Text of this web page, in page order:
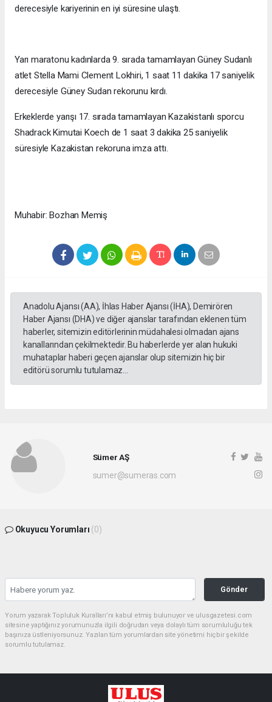
derecesiyle kariyerinin en iyi süresine ulaştı.
Yarı maratonu kadınlarda 9. sırada tamamlayan Güney Sudanlı
atlet Stella Mami Clement Lokhiri, 1 saat 11 dakika 17 saniyelik
derecesiyle Güney Sudan rekorunu kırdı.
Erkeklerde yarışı 17. sırada tamamlayan Kazakistanlı sporcu
Shadrack Kimutai Koech de 1 saat 3 dakika 25 saniyelik
süresiyle Kazakistan rekoruna imza attı.
Muhabir: Bozhan Memiş
Anadolu Ajansı (AA), İhlas Haber Ajansı (İHA), Demirören
Haber Ajansı (DHA) ve diğer ajanslar tarafından eklenen tüm
haberler, sitemizin editörlerinin müdahalesi olmadan ajans
kanallarından çekilmektedir. Bu haberlerde yer alan hukuki
muhataplar haberi geçen ajanslar olup sitemizin hiç bir
editörü sorumlu tutulamaz...
Sümer AŞ
sumer@sumeras.com
Okuyucu Yorumları (0)
Gönder
Yorum yazarak Topluluk Kuralları’nı kabul etmiş bulunuyor ve ulusgazetesi.com
sitesine yaptığınız yorumunuzla ilgili doğrudan veya dolaylı tüm sorumluluğu tek
başınıza üstleniyorsunuz. Yazılan tüm yorumlardan site yönetimi hiçbir şekilde
sorumlu tutulamaz.